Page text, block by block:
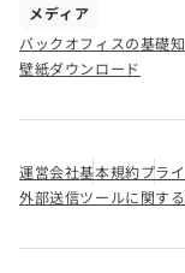
メディア
バックオフィスの基礎
壁紙ダウンロード
運営会社基本規約プラ
外部送信ツールに関す